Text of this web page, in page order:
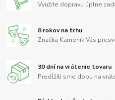
Využite dopravu úplne
8 rokov na trhu
Značka Kameník Vás
30 dní na vrátenie tovaru
Predĺžili sme dobu na